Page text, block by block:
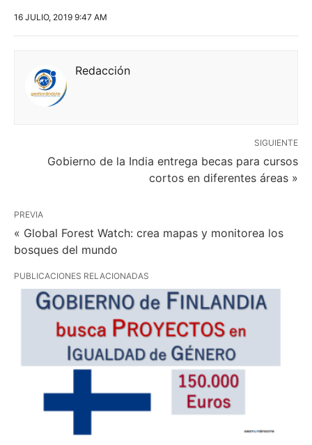
16 JULIO, 2019 9:47 AM
Redacción
SIGUIENTE
Gobierno de la India entrega becas para cursos
cortos en diferentes áreas »
PREVIA
« Global Forest Watch: crea mapas y monitorea los
bosques del mundo
PUBLICACIONES RELACIONADAS